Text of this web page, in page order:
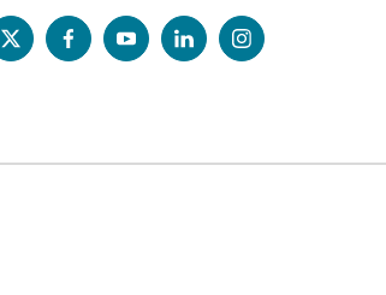
twitterfacebookyoutubelinkedininstagram